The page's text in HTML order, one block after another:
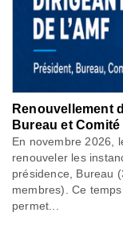
Renouvellement
Bureau et
En novembre 2026,
renouveler les
présidence, Bureau
membres). Ce
permet...